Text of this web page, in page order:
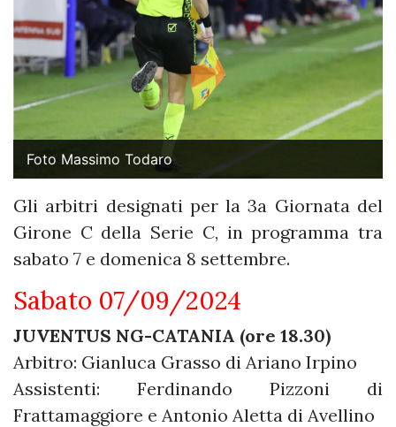
Foto Massimo Todaro
Gli arbitri designati per la 3a Giornata del
Girone C della Serie C, in programma tra
sabato 7 e domenica 8 settembre.
Sabato 07/09/2024
JUVENTUS NG-CATANIA (ore 18.30)
Arbitro: Gianluca Grasso di Ariano Irpino
Assistenti: Ferdinando Pizzoni di
Frattamaggiore e Antonio Aletta di Avellino